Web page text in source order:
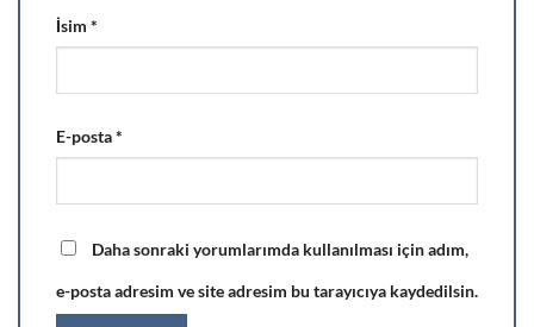
İsim *
E-posta*
Daha sonraki yorumlarımda kullanılması için adım,
e-posta adresim ve site adresim bu tarayıcıya kaydedilsin.